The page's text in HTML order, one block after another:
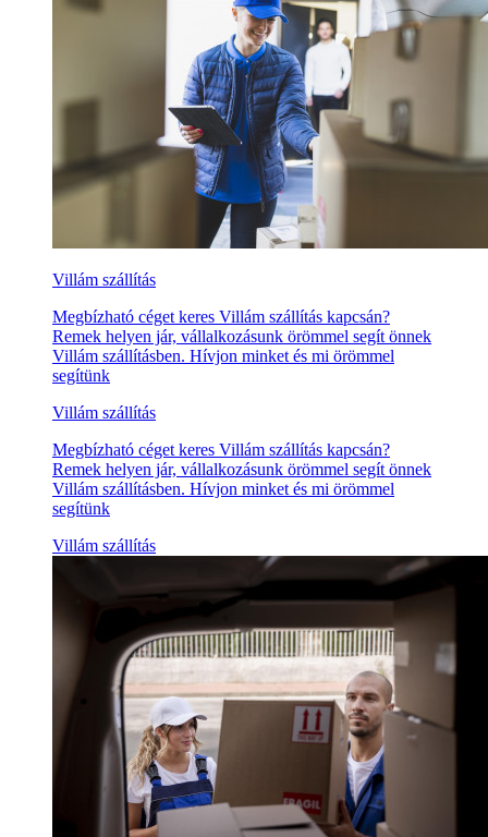
Villám szállítás
Megbízható céget keres Villám szállítás kapcsán?
Remek helyen jár, vállalkozásunk örömmel segít önnek
Villám szállításben. Hívjon minket és mi örömmel
segítünk
Villám szállítás
Megbízható céget keres Villám szállítás kapcsán?
Remek helyen jár, vállalkozásunk örömmel segít önnek
Villám szállításben. Hívjon minket és mi örömmel
segítünk
Villám szállítás